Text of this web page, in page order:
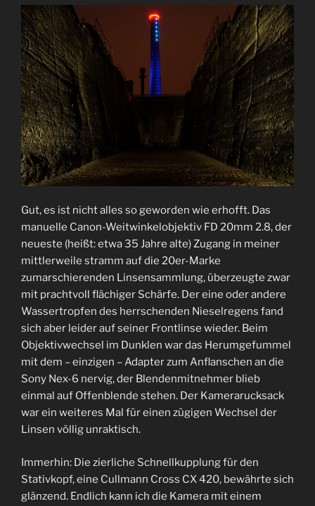
Gut, es ist nicht alles so geworden wie erhofft. Das
manuelle Canon-Weitwinkelobjektiv FD 20mm 2.8, der
neueste (heißt: etwa 35 Jahre alte) Zugang in meiner
mittlerweile stramm auf die 20er-Marke
zumarschierenden Linsensammlung, überzeugte zwar
mit prachtvoll flächiger Schärfe. Der eine oder andere
Wassertropfen des herrschenden Nieselregens fand
sich aber leider auf seiner Frontlinse wieder. Beim
Objektivwechsel im Dunklen war das Herumgefummel
mit dem – einzigen – Adapter zum Anflanschen an die
Sony Nex-6 nervig, der Blendenmitnehmer blieb
einmal auf Offenblende stehen. Der Kamerarucksack
war ein weiteres Mal für einen zügigen Wechsel der
Linsen völlig unraktisch.
Immerhin: Die zierliche Schnellkupplung für den
Stativkopf, eine Cullmann Cross CX 420, bewährte sich
glänzend. Endlich kann ich die Kamera mit einem